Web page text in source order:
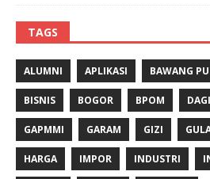
TAGS
ALUMNI APLIKASI BAWANG
BISNIS BOGOR BPOM
GAPMMI GARAM GIZI
HARGA IMPOR INDUSTRI